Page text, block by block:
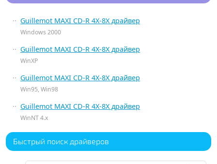
Guillemot MAXI CD-R 4X-8X драйвер
Windows 2000
Guillemot MAXI CD-R 4X-8X драйвер
WinXP
Guillemot MAXI CD-R 4X-8X драйвер
Win95, Win98
Guillemot MAXI CD-R 4X-8X драйвер
WinNT 4.x
Быстрый поиск драйверов